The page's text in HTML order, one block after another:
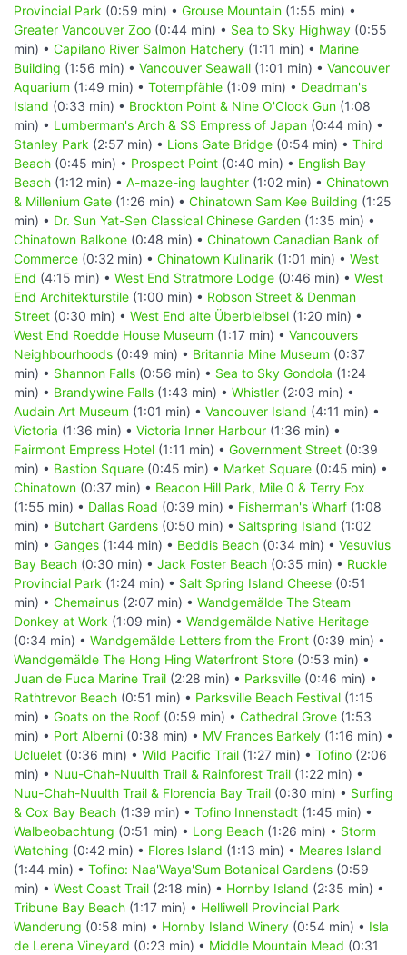
Provincial Park (0:59 min) • Grouse Mountain (1:55 min) •
Greater Vancouver Zoo (0:44 min) • Sea to Sky Highway (0:55
min) • Capilano River Salmon Hatchery (1:11 min) • Marine
Building (1:56 min) • Vancouver Seawall (1:01 min) • Vancouver
Aquarium (1:49 min) • Totempfähle (1:09 min) • Deadman's
Island (0:33 min) • Brockton Point & Nine O'Clock Gun (1:08
min) • Lumberman's Arch & SS Empress of Japan (0:44 min) •
Stanley Park (2:57 min) • Lions Gate Bridge (0:54 min) • Third
Beach (0:45 min) • Prospect Point (0:40 min) • English Bay
Beach (1:12 min) • A-maze-ing laughter (1:02 min) • Chinatown
& Millenium Gate (1:26 min) • Chinatown Sam Kee Building (1:25
min) • Dr. Sun Yat-Sen Classical Chinese Garden (1:35 min) •
Chinatown Balkone (0:48 min) • Chinatown Canadian Bank of
Commerce (0:32 min) • Chinatown Kulinarik (1:01 min) • West
End (4:15 min) • West End Stratmore Lodge (0:46 min) • West
End Architekturstile (1:00 min) • Robson Street & Denman
Street (0:30 min) • West End alte Überbleibsel (1:20 min) •
West End Roedde House Museum (1:17 min) • Vancouvers
Neighbourhoods (0:49 min) • Britannia Mine Museum (0:37
min) • Shannon Falls (0:56 min) • Sea to Sky Gondola (1:24
min) • Brandywine Falls (1:43 min) • Whistler (2:03 min) •
Audain Art Museum (1:01 min) • Vancouver Island (4:11 min) •
Victoria (1:36 min) • Victoria Inner Harbour (1:36 min) •
Fairmont Empress Hotel (1:11 min) • Government Street (0:39
min) • Bastion Square (0:45 min) • Market Square (0:45 min) •
Chinatown (0:37 min) • Beacon Hill Park, Mile 0 & Terry Fox
(1:55 min) • Dallas Road (0:39 min) • Fisherman's Wharf (1:08
min) • Butchart Gardens (0:50 min) • Saltspring Island (1:02
min) • Ganges (1:44 min) • Beddis Beach (0:34 min) • Vesuvius
Bay Beach (0:30 min) • Jack Foster Beach (0:35 min) • Ruckle
Provincial Park (1:24 min) • Salt Spring Island Cheese (0:51
min) • Chemainus (2:07 min) • Wandgemälde The Steam
Donkey at Work (1:09 min) • Wandgemälde Native Heritage
(0:34 min) • Wandgemälde Letters from the Front (0:39 min) •
Wandgemälde The Hong Hing Waterfront Store (0:53 min) •
Juan de Fuca Marine Trail (2:28 min) • Parksville (0:46 min) •
Rathtrevor Beach (0:51 min) • Parksville Beach Festival (1:15
min) • Goats on the Roof (0:59 min) • Cathedral Grove (1:53
min) • Port Alberni (0:38 min) • MV Frances Barkely (1:16 min) •
Ucluelet (0:36 min) • Wild Pacific Trail (1:27 min) • Tofino (2:06
min) • Nuu-Chah-Nuulth Trail & Rainforest Trail (1:22 min) •
Nuu-Chah-Nuulth Trail & Florencia Bay Trail (0:30 min) • Surfing
& Cox Bay Beach (1:39 min) • Tofino Innenstadt (1:45 min) •
Walbeobachtung (0:51 min) • Long Beach (1:26 min) • Storm
Watching (0:42 min) • Flores Island (1:13 min) • Meares Island
(1:44 min) • Tofino: Naa'Waya'Sum Botanical Gardens (0:59
min) • West Coast Trail (2:18 min) • Hornby Island (2:35 min) •
Tribune Bay Beach (1:17 min) • Helliwell Provincial Park
Wanderung (0:58 min) • Hornby Island Winery (0:54 min) • Isla
de Lerena Vineyard (0:23 min) • Middle Mountain Mead (0:31